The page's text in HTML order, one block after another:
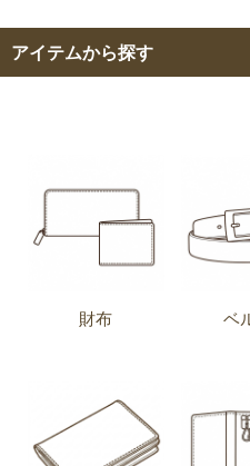
アイテムから探す
財布 ベ